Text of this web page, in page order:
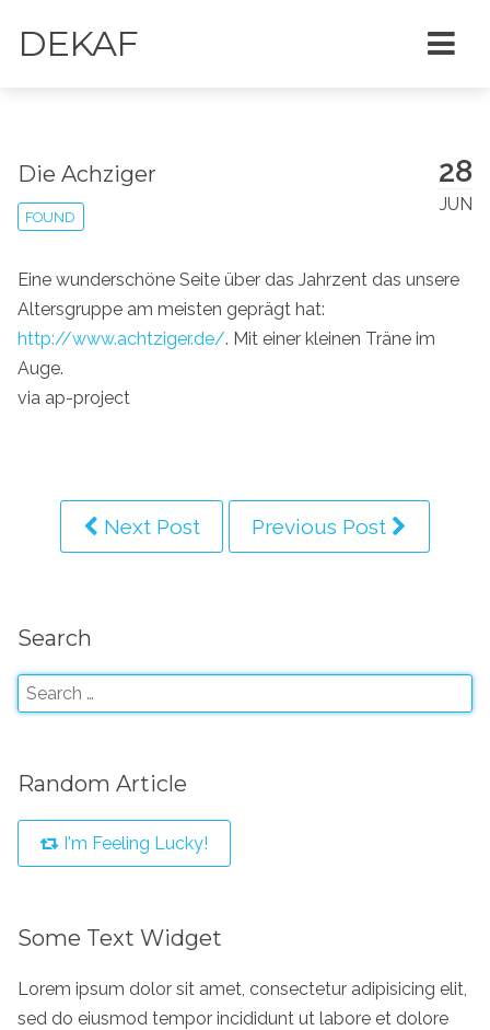
DEKAF
28
JUN
Die Achziger
FOUND
Eine wunderschöne Seite über das Jahrzent das unsere
Altersgruppe am meisten geprägt hat:
http://www.achtziger.de/. Mit einer kleinen Träne im
Auge.
via ap-project
Next Post Previous Post
Search
Random Article
I'm Feeling Lucky!
Some Text Widget
Lorem ipsum dolor sit amet, consectetur adipisicing elit,
sed do eiusmod tempor incididunt ut labore et dolore